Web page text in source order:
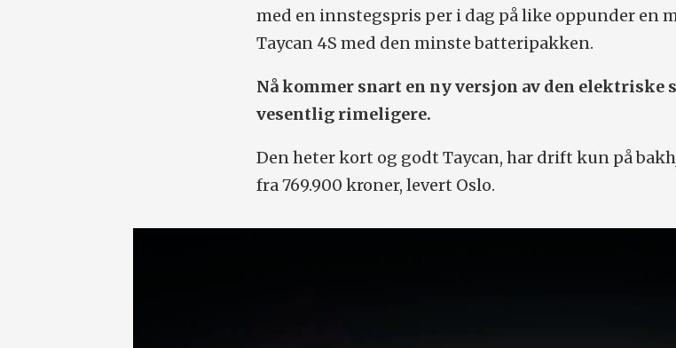
med en innstegspris per i dag på like oppunder en
Taycan 4S med den minste batteripakken.
Nå kommer snart en ny versjon av den elektriske
vesentlig rimeligere.
Den heter kort og godt Taycan, har drift kun på
fra 769.900 kroner, levert Oslo.